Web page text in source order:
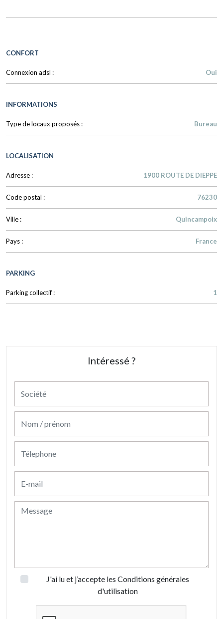
CONFORT
Connexion adsl : Oui
INFORMATIONS
Type de locaux proposés : Bureau
LOCALISATION
Adresse : 1900 ROUTE DE DIEPPE
Code postal : 76230
Ville : Quincampoix
Pays : France
PARKING
Parking collectif : 1
Intéressé ?
J'ai lu et j’accepte les Conditions générales
d'utilisation